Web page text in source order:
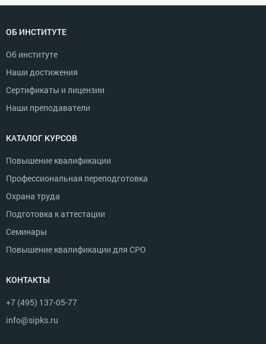
ОБ ИНСТИТУТЕ
Об институте
Наши достижения
Сертификаты и лицензии
Наши преподаватели
КАТАЛОГ КУРСОВ
Повышение квалификации
Профессиональная переподготовка
Охрана труда
Подготовка к аттестации
Семинары
Повышение квалификации для СРО
КОНТАКТЫ
+7 (495) 137-05-77
info@sipks.ru